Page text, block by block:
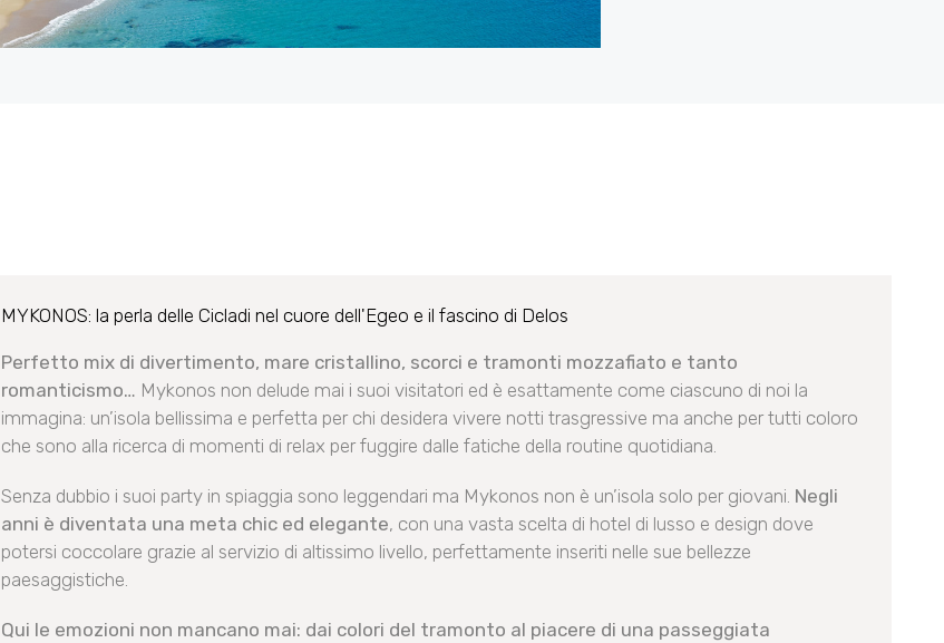
MYKONOS: la perla delle Cicladi nel cuore dell'Egeo e il fascino di Delos
Perfetto mix di divertimento, mare cristallino, scorci e tramonti mozzafiato e tanto
romanticismo… Mykonos non delude mai i suoi visitatori ed è esattamente come ciascuno di noi la
immagina: un’isola bellissima e perfetta per chi desidera vivere notti trasgressive ma anche per tutti coloro
che sono alla ricerca di momenti di relax per fuggire dalle fatiche della routine quotidiana.
Senza dubbio i suoi party in spiaggia sono leggendari ma Mykonos non è un’isola solo per giovani. Negli
anni è diventata una meta chic ed elegante, con una vasta scelta di hotel di lusso e design dove
potersi coccolare grazie al servizio di altissimo livello, perfettamente inseriti nelle sue bellezze
paesaggistiche.
Qui le emozioni non mancano mai: dai colori del tramonto al piacere di una passeggiata